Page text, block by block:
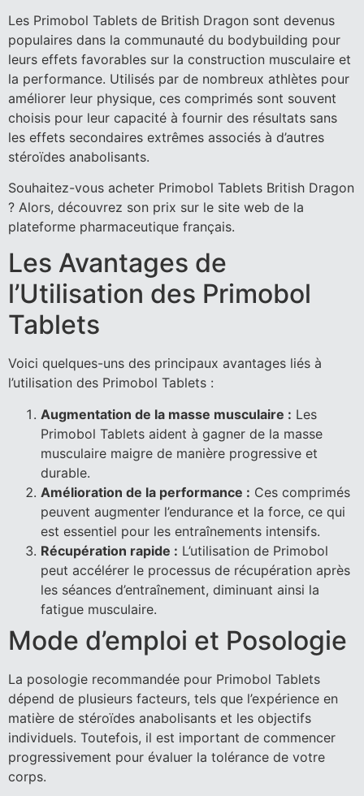
Les Primobol Tablets de British Dragon sont devenus
populaires dans la communauté du bodybuilding pour
leurs effets favorables sur la construction musculaire et
la performance. Utilisés par de nombreux athlètes pour
améliorer leur physique, ces comprimés sont souvent
choisis pour leur capacité à fournir des résultats sans
les effets secondaires extrêmes associés à d’autres
stéroïdes anabolisants.
Souhaitez-vous acheter Primobol Tablets British Dragon
? Alors, découvrez son prix sur le site web de la
plateforme pharmaceutique français.
Les Avantages de
l’Utilisation des Primobol
Tablets
Voici quelques-uns des principaux avantages liés à
l’utilisation des Primobol Tablets :
Augmentation de la masse musculaire : Les
Primobol Tablets aident à gagner de la masse
musculaire maigre de manière progressive et
durable.
Amélioration de la performance : Ces comprimés
peuvent augmenter l’endurance et la force, ce qui
est essentiel pour les entraînements intensifs.
Récupération rapide : L’utilisation de Primobol
peut accélérer le processus de récupération après
les séances d’entraînement, diminuant ainsi la
fatigue musculaire.
Mode d’emploi et Posologie
La posologie recommandée pour Primobol Tablets
dépend de plusieurs facteurs, tels que l’expérience en
matière de stéroïdes anabolisants et les objectifs
individuels. Toutefois, il est important de commencer
progressivement pour évaluer la tolérance de votre
corps.